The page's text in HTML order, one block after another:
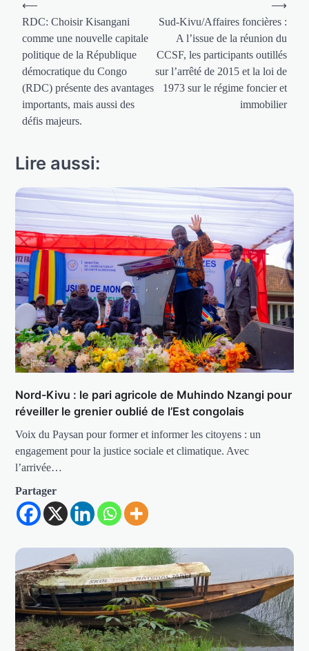
de
l’article
⟵
RDC: Choisir Kisangani
comme une nouvelle capitale
politique de la République
démocratique du Congo
(RDC) présente des avantages
importants, mais aussi des
défis majeurs.
Sud-Kivu/Affaires foncières :
A l’issue de la réunion du
CCSF, les participants outillés
sur l’arrêté de 2015 et la loi de
1973 sur le régime foncier et
immobilier
⟶
Lire aussi:
Nord-Kivu : le pari agricole de Muhindo Nzangi pour
réveiller le grenier oublié de l’Est congolais
Voix du Paysan pour former et informer les citoyens : un
engagement pour la justice sociale et climatique. Avec
l’arrivée…
Partager